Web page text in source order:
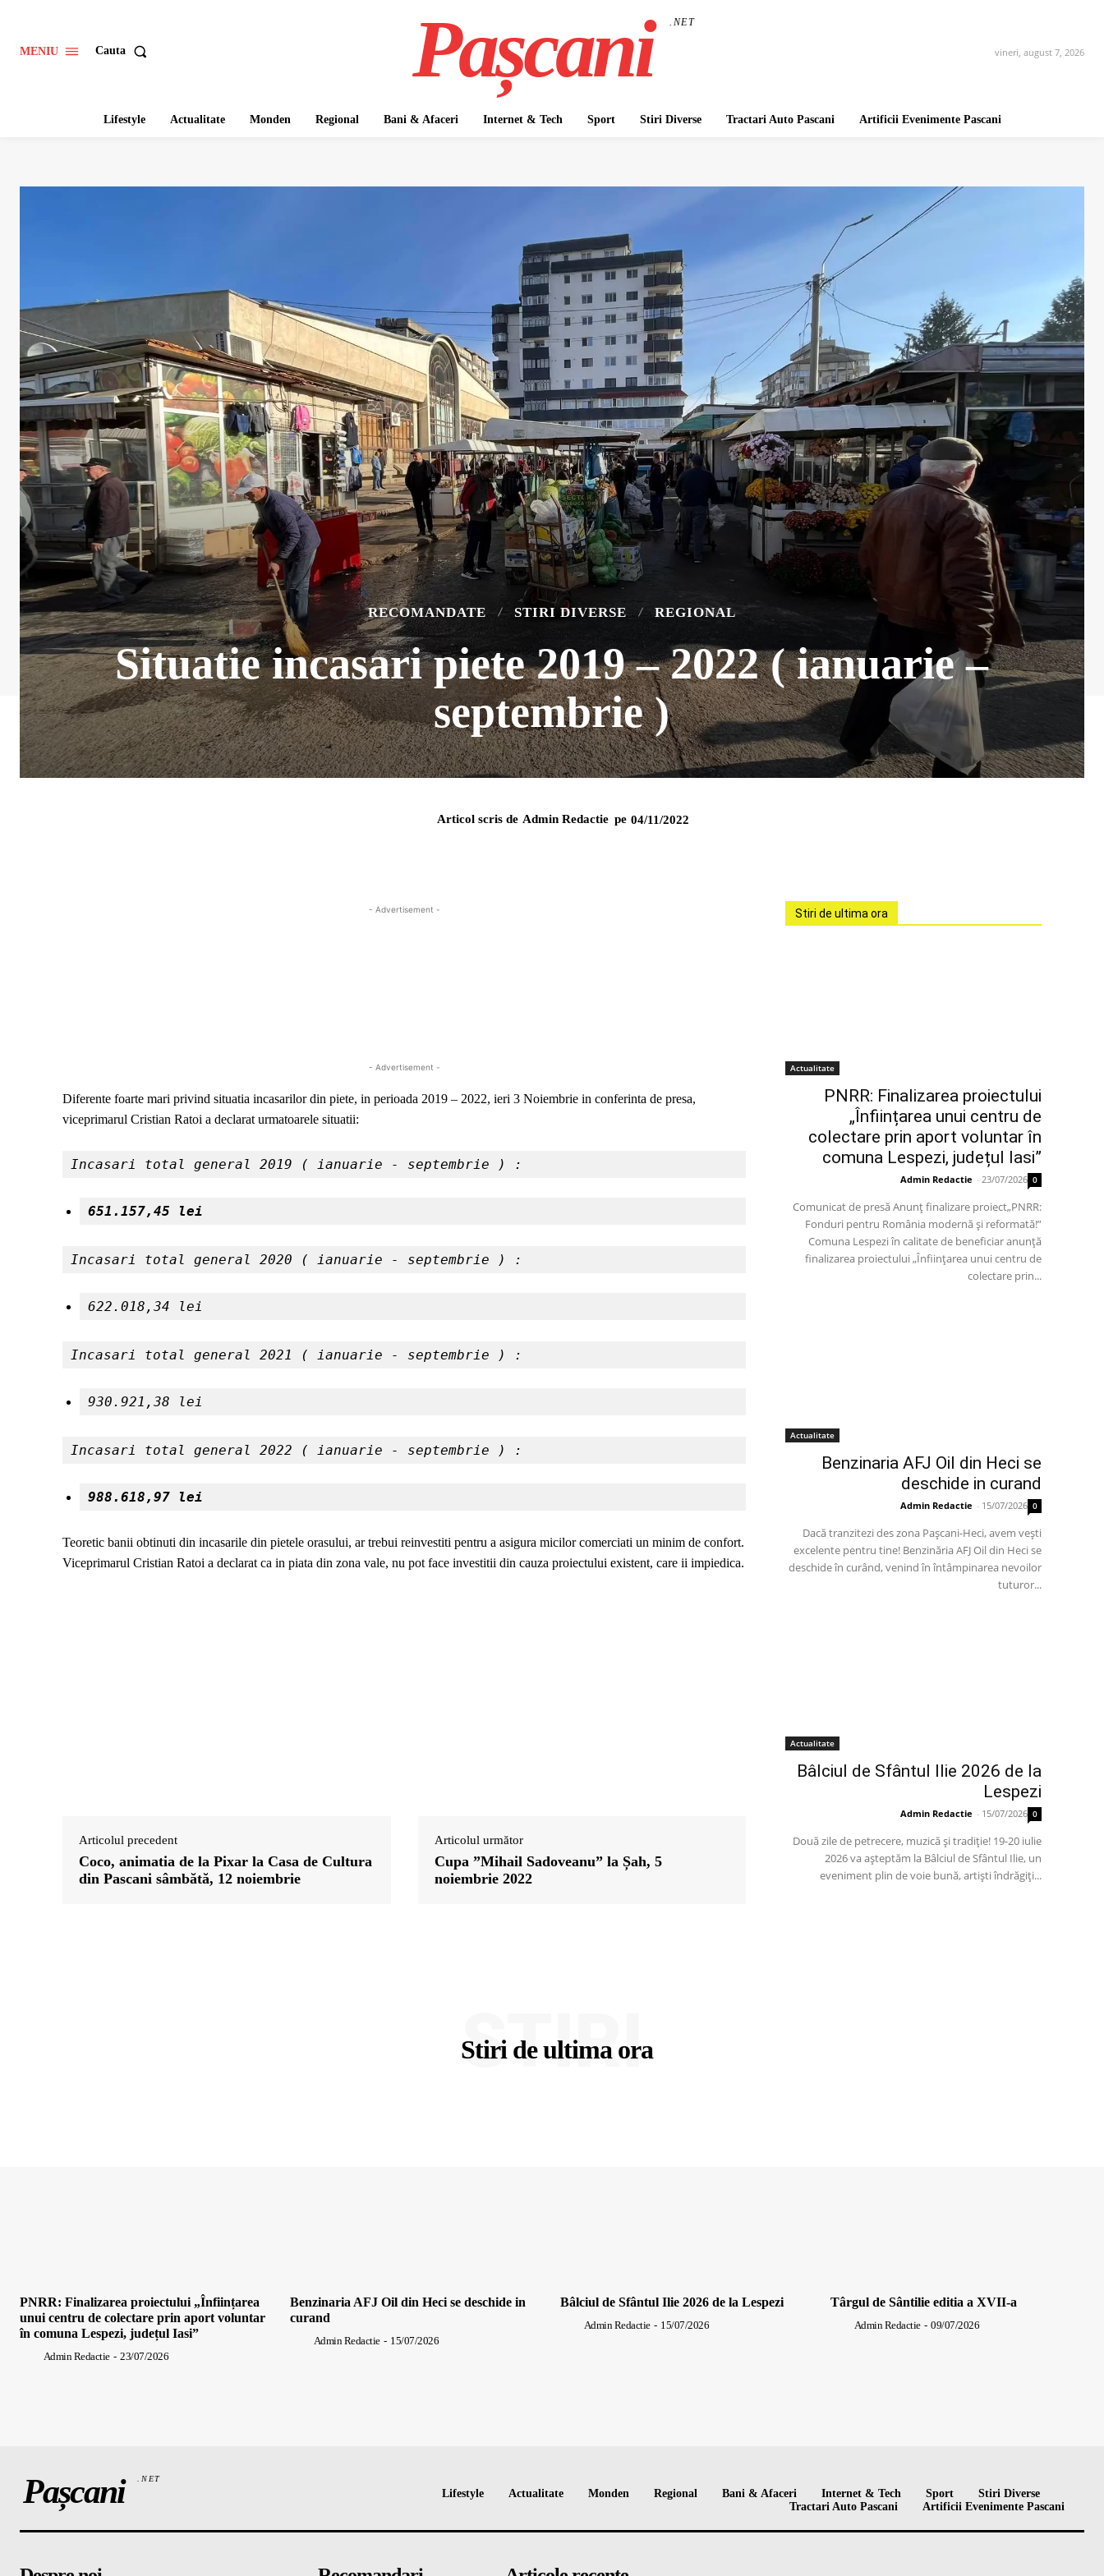
MENIU Cauta Pașcani .NET
vineri, august 7, 2026
Lifestyle Actualitate Monden Regional Bani & Afaceri Internet & Tech Sport Stiri Diverse Tractari Auto Pascani Artificii Evenimente Pascani
RECOMANDATE STIRI DIVERSE REGIONAL
Situatie incasari piete 2019 – 2022 ( ianuarie –
septembrie )
Articol scris de Admin Redactie pe 04/11/2022
- Advertisement -
- Advertisement -
Diferente foarte mari privind situatia incasarilor din piete, in perioada 2019 – 2022, ieri 3 Noiembrie in conferinta de presa,
viceprimarul Cristian Ratoi a declarat urmatoarele situatii:
Incasari total general 2019 ( ianuarie - septembrie ) :
651.157,45 lei
Incasari total general 2020 ( ianuarie - septembrie ) :
622.018,34 lei
Incasari total general 2021 ( ianuarie - septembrie ) :
930.921,38 lei
Incasari total general 2022 ( ianuarie - septembrie ) :
988.618,97 lei
Teoretic banii obtinuti din incasarile din pietele orasului, ar trebui reinvestiti pentru a asigura micilor comerciati un minim de confort.
Viceprimarul Cristian Ratoi a declarat ca in piata din zona vale, nu pot face investitii din cauza proiectului existent, care ii impiedica.
Articolul precedent
Coco, animatia de la Pixar la Casa de Cultura
din Pascani sâmbătă, 12 noiembrie
Articolul următor
Cupa ”Mihail Sadoveanu” la Șah, 5
noiembrie 2022
Stiri de ultima ora
Actualitate
PNRR: Finalizarea proiectului
„Înființarea unui centru de
colectare prin aport voluntar în
comuna Lespezi, județul Iasi”
Admin Redactie - 23/07/2026 0
Comunicat de presă Anunț finalizare proiect„PNRR:
Fonduri pentru România modernă și reformată!”
Comuna Lespezi în calitate de beneficiar anunță
finalizarea proiectului „Înființarea unui centru de
colectare prin...
Actualitate
Benzinaria AFJ Oil din Heci se
deschide in curand
Admin Redactie - 15/07/2026 0
Dacă tranzitezi des zona Pașcani-Heci, avem vești
excelente pentru tine! Benzinăria AFJ Oil din Heci se
deschide în curând, venind în întâmpinarea nevoilor
tuturor...
Actualitate
Bâlciul de Sfântul Ilie 2026 de la
Lespezi
Admin Redactie - 15/07/2026 0
Două zile de petrecere, muzică și tradiție! 19-20 iulie
2026 va așteptăm la Bâlciul de Sfântul Ilie, un
eveniment plin de voie bună, artiști îndrăgiți...
Stiri de ultima ora
STIRI
PNRR: Finalizarea proiectului „Înființarea
unui centru de colectare prin aport voluntar
în comuna Lespezi, județul Iasi”
Admin Redactie - 23/07/2026
Benzinaria AFJ Oil din Heci se deschide in
curand
Admin Redactie - 15/07/2026
Bâlciul de Sfântul Ilie 2026 de la Lespezi
Admin Redactie - 15/07/2026
Târgul de Sântilie editia a XVII-a
Admin Redactie - 09/07/2026
Pașcani .NET
Lifestyle Actualitate Monden Regional Bani & Afaceri Internet & Tech Sport
Stiri Diverse
Tractari Auto Pascani
Artificii Evenimente Pascani